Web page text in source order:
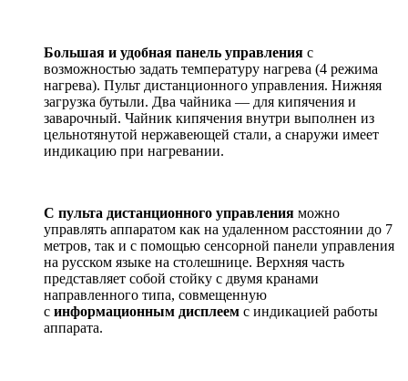
Большая и удобная панель управления с
возможностью задать температуру нагрева (4 режима
нагрева). Пульт дистанционного управления. Нижняя
загрузка бутыли. Два чайника — для кипячения и
заварочный. Чайник кипячения внутри выполнен из
цельнотянутой нержавеющей стали, а снаружи имеет
индикацию при нагревании.
С пульта дистанционного управления можно
управлять аппаратом как на удаленном расстоянии до 7
метров, так и с помощью сенсорной панели управления
на русском языке на столешнице. Верхняя часть
представляет собой стойку с двумя кранами
направленного типа, совмещенную
с информационным дисплеем с индикацией работы
аппарата.